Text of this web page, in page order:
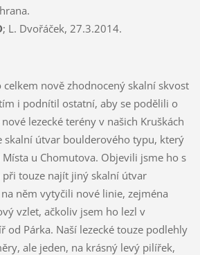
; L. Dvořáček, 27.3.2014.
celkem nově zhodnocený skalní skvost
i podnítil ostatní, aby se podělili o
lezecké terény v našich Kruškách
skalní útvar boulderového typu, který
u Chomutova. Objevili jsme ho s
při touze najít jiný skalní útvar
něm vytyčili nové linie, zejména
vzlet, ačkoliv jsem ho lezl v
od Párka. Naší lezecké touze podlehly
ale jeden, na krásný levý pilířek,